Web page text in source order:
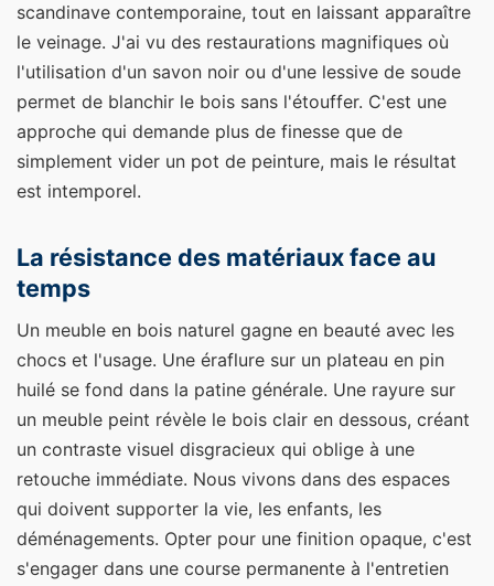
scandinave contemporaine, tout en laissant apparaître
le veinage. J'ai vu des restaurations magnifiques où
l'utilisation d'un savon noir ou d'une lessive de soude
permet de blanchir le bois sans l'étouffer. C'est une
approche qui demande plus de finesse que de
simplement vider un pot de peinture, mais le résultat
est intemporel.
La résistance des matériaux face au
temps
Un meuble en bois naturel gagne en beauté avec les
chocs et l'usage. Une éraflure sur un plateau en pin
huilé se fond dans la patine générale. Une rayure sur
un meuble peint révèle le bois clair en dessous, créant
un contraste visuel disgracieux qui oblige à une
retouche immédiate. Nous vivons dans des espaces
qui doivent supporter la vie, les enfants, les
déménagements. Opter pour une finition opaque, c'est
s'engager dans une course permanente à l'entretien